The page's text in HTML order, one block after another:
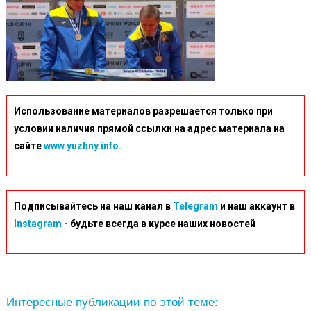
Использование материалов разрешается только при
условии наличия прямой ссылки на адрес материала на
сайтеwww.yuzhny.info.
Подписывайтесь на наш канал в Telegram и наш аккаунт в
Instagram - будьте всегда в курсе наших новостей
Интересные публикации по этой теме: